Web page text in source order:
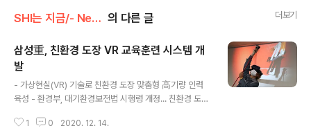
SHI는 지금/- News 의 다른 글 더보기
삼성重, 친환경 도장 VR 교육훈련 시스템 개
발
- 가상현실(VR) 기술로 친환경 도장 맞춤형 高기량 인력
육성 - 환경부, 대기환경보전법 시행령 개정... 친환경 도료
'도장 가상현실(Virtual Reality, VR) 교육훈련 시스템'을
1 0 2020. 12. 14.